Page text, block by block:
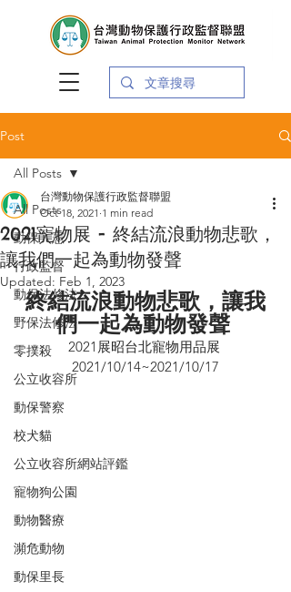
Post
All Posts
動保入憲
行政監督
動保法修法
野保法修法
零撲殺
公立收容所
動保警察
校犬貓
公立收容所網站評鑑
寵物狗公園
動物醫療
瀕危動物
動保里長
All Posts
2021寵物展 - 終結流浪動物悲歌，
讓我們一起為動物發聲
台灣動物保護行政監督聯盟
Oct 18, 2021 1 min read
Updated: Feb 1, 2023
終結流浪動物悲歌，讓我
們一起為動物發聲
2021展昭台北寵物用品展
2021/10/14~2021/10/17